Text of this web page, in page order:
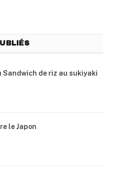
Sandwich de riz au sukiyaki
le Japon